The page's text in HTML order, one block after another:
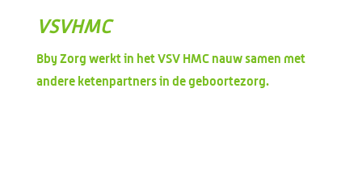
VSVHMC
Bby Zorg werkt in het VSV HMC nauw samen met
andere ketenpartners in de geboortezorg.